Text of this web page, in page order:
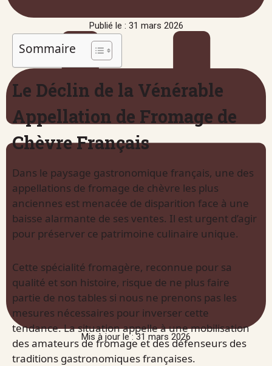
Publié le : 31 mars 2026
Mis à jour le : 31 mars 2026
Sommaire
Le Déclin de la Vénérable
Appellation de Fromage de
Chèvre Français
Dans le paysage gastronomique français, une des
appellations de fromage de chèvre les plus
anciennes est menacée de disparition face à une
baisse alarmante de ses ventes. Il est urgent d’agir
pour préserver ce patrimoine culinaire unique.
Cette spécialité fromagère, reconnue pour sa
qualité et son histoire, risque de ne plus faire
partie de nos tables si nous ne prenons pas les
mesures nécessaires pour inverser cette
tendance. La situation appelle à une mobilisation
des amateurs de fromage et des défenseurs des
traditions gastronomiques françaises.